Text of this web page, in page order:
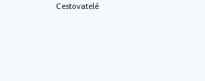
Cestovatelé